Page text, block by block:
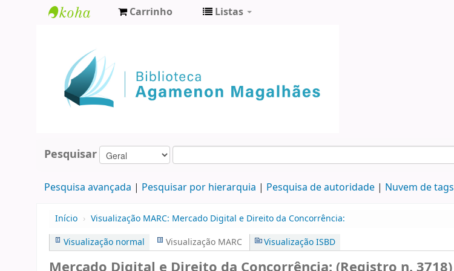
Agamenon
Magalhães
Carrinho Listas
Pesquisar
Pesquisa avançada Pesquisar por hierarquia Pesquisa de autoridade Nuvem de tags
Início › Visualização MARC: Mercado Digital e Direito da Concorrência:
Visualização normal
Visualização MARC Visualização ISBD